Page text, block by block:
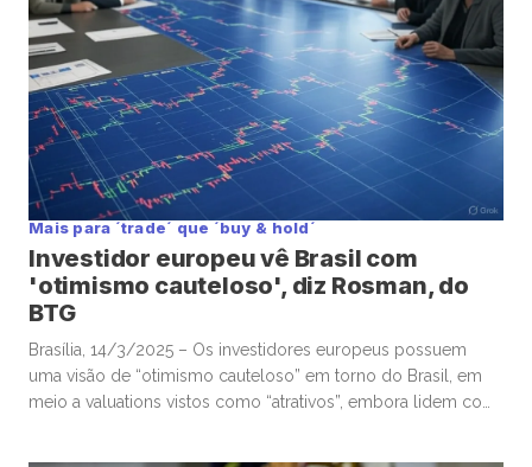
Mais para ´trade´ que ´buy & hold´
Investidor europeu vê Brasil com
'otimismo cauteloso', diz Rosman, do
BTG
Brasília, 14/3/2025 – Os investidores europeus possuem
uma visão de “otimismo cauteloso” em torno do Brasil, em
meio a valuations vistos como “atrativos”, embora lidem com